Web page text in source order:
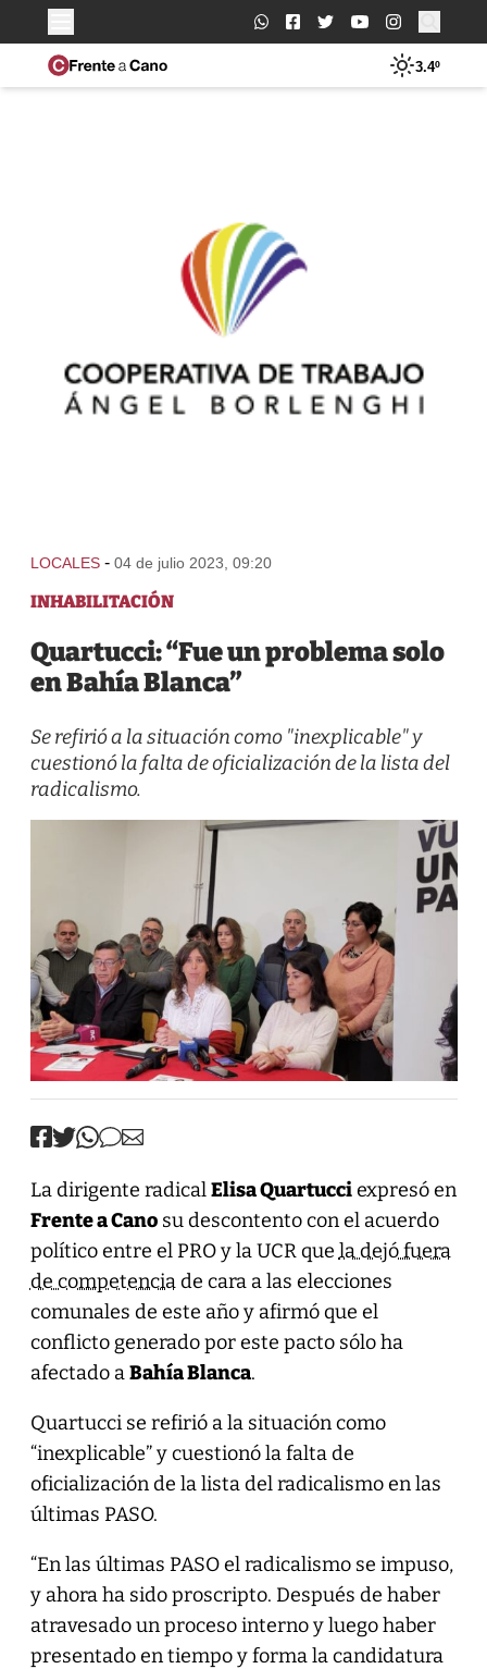
Buscar:
3.4º
LOCALES - 04 de julio 2023, 09:20
INHABILITACIÓN
Quartucci: “Fue un problema solo
en Bahía Blanca”
Se refirió a la situación como "inexplicable" y
cuestionó la falta de oficialización de la lista del
radicalismo.
La dirigente radicalElisa Quartucciexpresó en
Frente a Canosu descontento con el acuerdo
político entre el PRO y la UCR que la dejó fuera
de competenciade cara a las elecciones
comunales de este año y afirmó que el
conflicto generado por este pacto sólo ha
afectado aBahía Blanca.
Quartucci se refirió a la situación como
“inexplicable” y cuestionó la falta de
oficialización de la lista del radicalismo en las
últimas PASO.
“En las últimas PASO el radicalismo se impuso,
y ahora ha sido proscripto. Después de haber
atravesado un proceso interno y luego haber
presentado en tiempo y forma la candidatura